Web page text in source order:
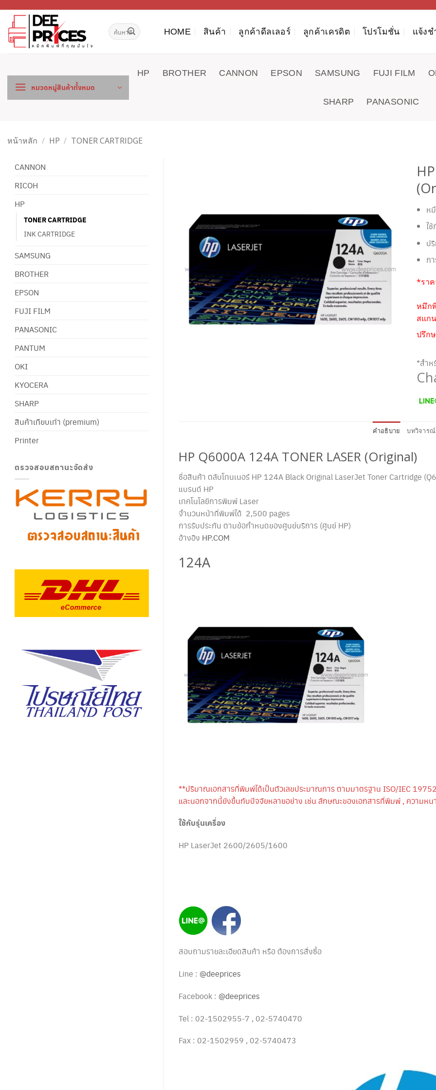
เนื้อหา
ค้นหา: HOME สินค้า ลูกค้าดีลเลอร์ ลูกค้าเครดิต โปรโมชั่น แจ้งช
หมวดหมู่สินค้าทั้งหมด
HP BROTHER CANNON EPSON SAMSUNG FUJI FILM
SHARP PANASONIC
หน้าหลัก / HP / TONER CARTRIDGE
CANNON
RICOH
HP
TONER CARTRIDGE
INK CARTRIDGE
SAMSUNG
BROTHER
EPSON
FUJI FILM
PANASONIC
PANTUM
OKI
KYOCERA
SHARP
สินค้าเทียบเท่า (premium)
Printer
ตรวจสอบสถานะจัดส่ง
ห
ใ
ป
ก
*ราค
หมึก
สแก
ปรึก
*สำห
คำอธิบาย บทวิจารณ์
HP Q6000A 124A TONER LASER (Original)
ชื่อสินค้า ตลับโทนเนอร์ HP 124A Black Original LaserJet Toner Cartridge
แบรนด์ HP
เทคโนโลยีการพิมพ์ Laser
จำนวนหน้าที่พิมพ์ได้ 2,500 pages
การรับประกัน ตามข้อกำหนดของศูนย์บริการ (ศูนย์ HP)
อ้างอิง HP.COM
124A
**ปริมาณเอกสารที่พิมพ์ได้เป็นตัวเลขประมาณการ ตามมาตรฐาน ISO/IEC
และนอกจากนี้ยังขึ้นกับปัจจัยหลายอย่าง เช่น ลักษณะของเอกสารที่พิมพ์ , ความห
ใช้กับรุ่นเครื่อง
HP LaserJet 2600/2605/1600
สอบถามรายละเอียดสินค้า หรือ ต้องการสั่งซื้อ
Line : @deeprices
Facebook : @deeprices
Tel : 02-1502955-7 , 02-5740470
Fax : 02-1502959 , 02-5740473